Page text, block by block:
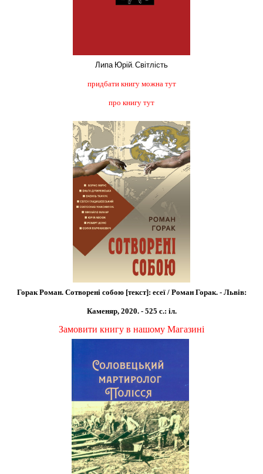
Липа Юрій. Світлість
придбати книгу можна тут
про книгу тут
Горак Роман. Сотворені собою [текст]: есеї / Роман Горак. - Львів:
Каменяр, 2020. - 525 с.: іл.
Замовити книгу в нашому Магазині